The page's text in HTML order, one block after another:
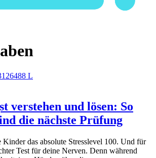
verstehen und lösen: So
die nächste Prüfung
das absolute Stresslevel 100. Und für
Test für deine Nerven. Denn während